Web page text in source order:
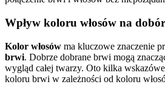
Wpływ koloru włosów na
Kolor włosów ma kluczowe znaczenie
brwi. Dobrze dobrane brwi mogą
wygląd całej twarzy. Oto kilka
koloru brwi w zależności od koloru